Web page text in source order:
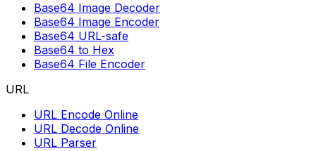
Base64 Image Decoder
Base64 Image Encoder
Base64 URL-safe
Base64 to Hex
Base64 File Encoder
URL
URL Encode Online
URL Decode Online
URL Parser